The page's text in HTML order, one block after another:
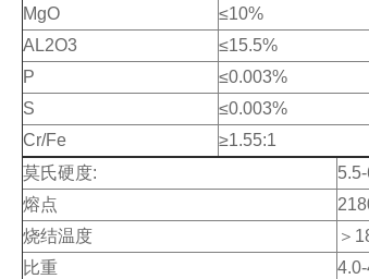
MgO
≤10%
AL2O3
≤15.5%
P
≤0.003%
S
≤0.003%
Cr/Fe
≥1.55:1
莫氏硬度:
熔点
烧结温度
＞
比重